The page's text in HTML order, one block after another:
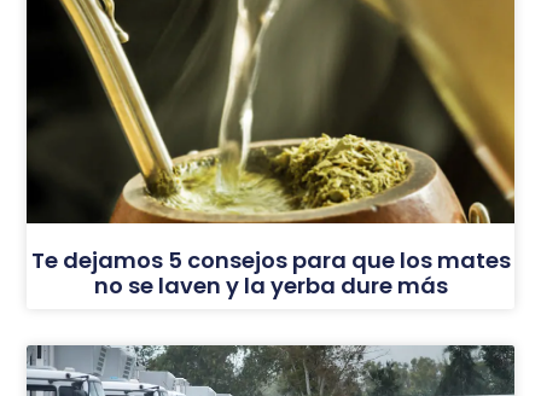
Te dejamos 5 consejos para que los mates
no se laven y la yerba dure más